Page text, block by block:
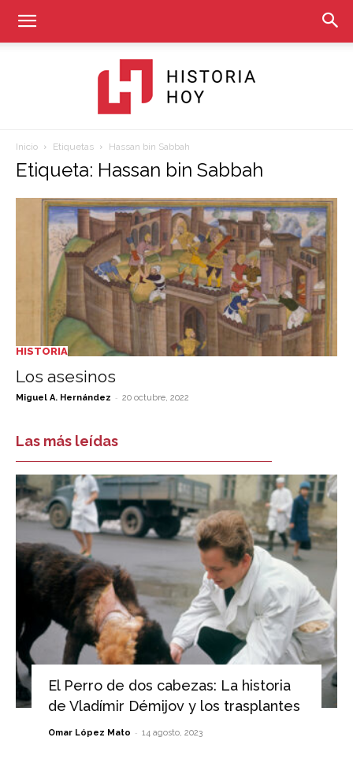
Historia
Hoy
Inicio Etiquetas Hassan bin Sabbah
Etiqueta: Hassan bin Sabbah
HISTORIA
Los asesinos
Miguel A. Hernández - 20 octubre, 2022
Las más leídas
El Perro de dos cabezas: La historia
de Vladímir Démijov y los trasplantes
Omar López Mato - 14 agosto, 2023